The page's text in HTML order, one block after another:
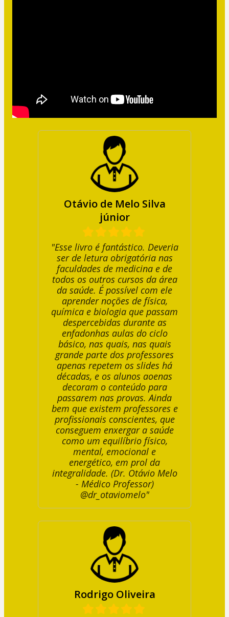
Otávio de Melo Silva
júnior
"Esse livro é fantástico. Deveria
ser de letura obrigatória nas
faculdades de medicina e de
todos os outros cursos da área
da saúde. É possível com ele
aprender noções de física,
química e biologia que passam
despercebidas durante as
enfadonhas aulas do ciclo
básico, nas quais, nas quais
grande parte dos professores
apenas repetem os slides há
décadas, e os alunos aoenas
decoram o conteúdo para
passarem nas provas. Ainda
bem que existem professores e
profissionais conscientes, que
conseguem enxergar a saúde
como um equilíbrio físico,
mental, emocional e
energético, em prol da
integralidade. (Dr. Otávio Melo
- Médico Professor)
@dr_otaviomelo"
Rodrigo Oliveira